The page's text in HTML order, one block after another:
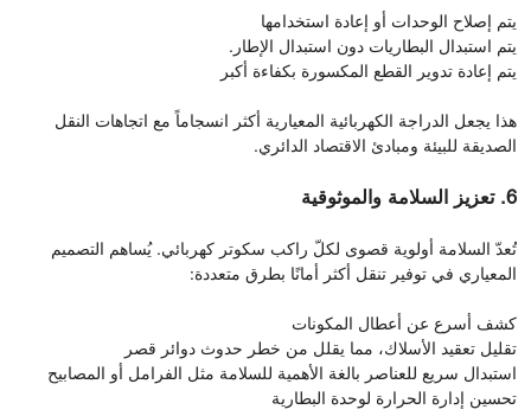
يتم إصلاح الوحدات أو إعادة استخدامها
يتم استبدال البطاريات دون استبدال الإطار.
يتم إعادة تدوير القطع المكسورة بكفاءة أكبر
هذا يجعل الدراجة الكهربائية المعيارية أكثر انسجاماً مع اتجاهات النقل
الصديقة للبيئة ومبادئ الاقتصاد الدائري.
6. تعزيز السلامة والموثوقية
تُعدّ السلامة أولوية قصوى لكلّ راكب سكوتر كهربائي. يُساهم التصميم
المعياري في توفير تنقل أكثر أمانًا بطرق متعددة:
كشف أسرع عن أعطال المكونات
تقليل تعقيد الأسلاك، مما يقلل من خطر حدوث دوائر قصر
استبدال سريع للعناصر بالغة الأهمية للسلامة مثل الفرامل أو المصابيح
تحسين إدارة الحرارة لوحدة البطارية